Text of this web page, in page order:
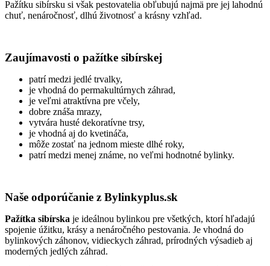
Pažítku sibírsku si však pestovatelia obľubujú najmä pre jej lahodnú
chuť, nenáročnosť, dlhú životnosť a krásny vzhľad.
Zaujímavosti o pažítke sibírskej
patrí medzi jedlé trvalky,
je vhodná do permakultúrnych záhrad,
je veľmi atraktívna pre včely,
dobre znáša mrazy,
vytvára husté dekoratívne trsy,
je vhodná aj do kvetináča,
môže zostať na jednom mieste dlhé roky,
patrí medzi menej známe, no veľmi hodnotné bylinky.
Naše odporúčanie z Bylinkyplus.sk
Pažítka sibírska je ideálnou bylinkou pre všetkých, ktorí hľadajú
spojenie úžitku, krásy a nenáročného pestovania. Je vhodná do
bylinkových záhonov, vidieckych záhrad, prírodných výsadieb aj
moderných jedlých záhrad.